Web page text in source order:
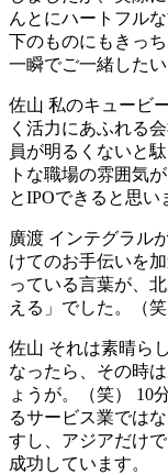
んとにハートフル
下のものにもきっ
一瞬でご一緒したい
佐山 私のキュービ
く活力にあふれる
員が明るくないと
トな職場の雰囲気
とIPOできると思い
廣渡 インテグラル
けてのお手伝いを
っている言葉が、
える」でした。（笑
佐山 それは素晴ら
なったら、その時
ょうが。（笑） 10
るサービス業では
すし、アジアだけ
成功しています。